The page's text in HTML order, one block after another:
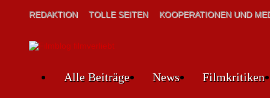
REDAKTION TOLLE SEITEN KOOPERATIONEN UND
Alle Beiträge News Filmkritiken